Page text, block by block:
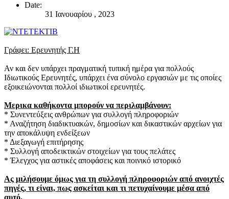
Date:
31 Ιανουαρίου , 2023
Γράφει: Ερευνητής Γ.Η
Αν και δεν υπάρχει πραγματική τυπική ημέρα για πολλούς
Ιδιωτικούς Ερευνητές, υπάρχει ένα σύνολο εργασιών με τις οποίες
εξοικειώνονται πολλοί ιδιωτικοί ερευνητές.
Μερικα καθήκοντα μπορούν να περιλαμβάνουν:
* Συνεντεύξεις ανθρώπων για συλλογή πληροφοριών
* Αναζήτηση διαδικτυακών, δημοσίων και δικαστικών αρχείων για
την αποκάλυψη ενδείξεων
* Διεξαγωγή επιτήρησης
* Συλλογή αποδεικτικών στοιχείων για τους πελάτες
* Έλεγχος για αστικές αποφάσεις και ποινικό ιστορικό
Ας μιλήσουμε όμως για τη συλλογή πληροφοριών από ανοιχτές
πηγές, τι είναι, πως ασκείται και τι πετυχαίνουμε μέσα από